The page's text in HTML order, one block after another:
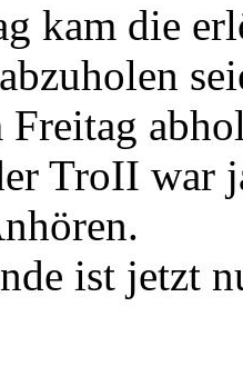
kam die
Freitag
TroII war
ist jetzt